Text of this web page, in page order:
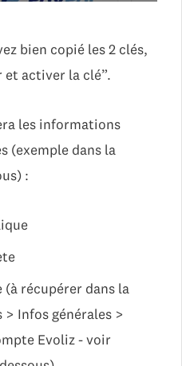
bien copié les 2 clés,
et activer la clé”.
les informations
(exemple dans la
:
(à récupérer dans la
Infos générales >
Evoliz - voir